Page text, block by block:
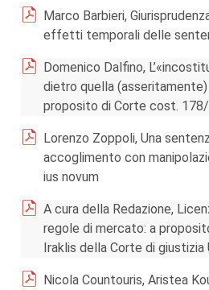
Marco Barbieri,
effetti temporali delle
Domenico Dalfino,
dietro quella
proposito di Corte cost.
Lorenzo Zoppoli, Una
accoglimento con
ius novum
A cura della Redazione,
regole di mercato: a
Iraklis della Corte di giustizia
Nicola Countouris, Aristea